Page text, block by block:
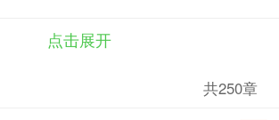
，他奶奶的鬼，一见钟情也不是这样用
一波又起，白遥都要怀疑自己上辈子是
好在还有好友刘兮兮和她一起，心灵
点击展开
共250章